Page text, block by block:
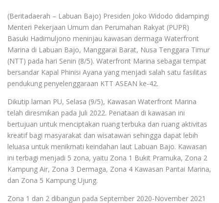
(Beritadaerah – Labuan Bajo) Presiden Joko Widodo didampingi
Menteri Pekerjaan Umum dan Perumahan Rakyat (PUPR)
Basuki Hadimuljono meninjau kawasan dermaga Waterfront
Marina di Labuan Bajo, Manggarai Barat, Nusa Tenggara Timur
(NTT) pada hari Senin (8/5). Waterfront Marina sebagai tempat
bersandar Kapal Phinisi Ayana yang menjadi salah satu fasilitas
pendukung penyelenggaraan KTT ASEAN ke-42.
Dikutip laman PU, Selasa (9/5), Kawasan Waterfront Marina
telah diresmikan pada Juli 2022. Penataan di kawasan ini
bertujuan untuk menciptakan ruang terbuka dan ruang aktivitas
kreatif bagi masyarakat dan wisatawan sehingga dapat lebih
leluasa untuk menikmati keindahan laut Labuan Bajo. Kawasan
ini terbagi menjadi 5 zona, yaitu Zona 1 Bukit Pramuka, Zona 2
Kampung Air, Zona 3 Dermaga, Zona 4 Kawasan Pantai Marina,
dan Zona 5 Kampung Ujung.
Zona 1 dan 2 dibangun pada September 2020-November 2021